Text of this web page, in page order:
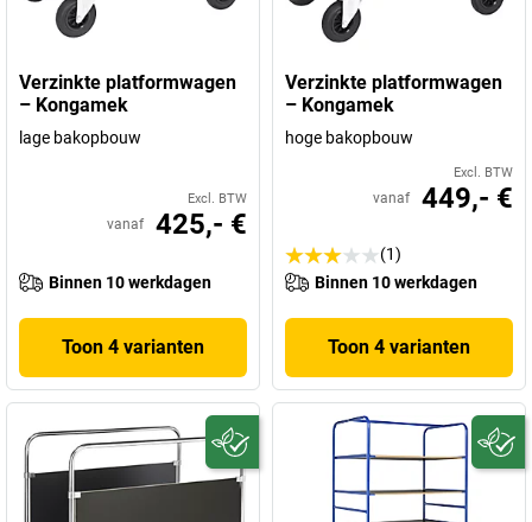
Verzinkte platformwagen
– Kongamek
lage bakopbouw
Excl. BTW
vanaf 425,- €
Binnen 10 werkdagen
Toon 4 varianten
Verzinkte platformwagen
– Kongamek
hoge bakopbouw
Excl. BTW
vanaf 449,- €
(1)
Binnen 10 werkdagen
Toon 4 varianten